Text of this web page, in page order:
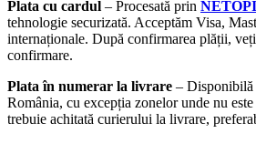
Plata cu cardul – Procesată prin
tehnologie securizată. Acceptăm Visa,
internaționale. După confirmarea plății,
confirmare.
Plata în numerar la livrare – Disponibilă
România, cu excepția zonelor unde nu
trebuie achitată curierului la livrare,